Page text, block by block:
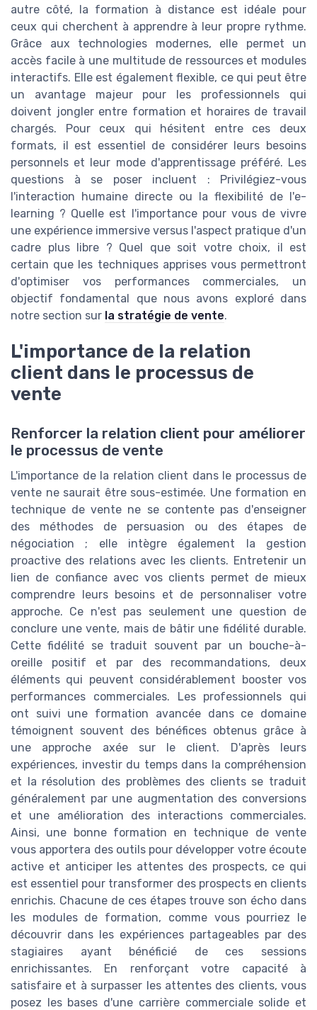
autre côté, la formation à distance est idéale pour
ceux qui cherchent à apprendre à leur propre rythme.
Grâce aux technologies modernes, elle permet un
accès facile à une multitude de ressources et modules
interactifs. Elle est également flexible, ce qui peut être
un avantage majeur pour les professionnels qui
doivent jongler entre formation et horaires de travail
chargés. Pour ceux qui hésitent entre ces deux
formats, il est essentiel de considérer leurs besoins
personnels et leur mode d'apprentissage préféré. Les
questions à se poser incluent : Privilégiez-vous
l'interaction humaine directe ou la flexibilité de l'e-
learning ? Quelle est l'importance pour vous de vivre
une expérience immersive versus l'aspect pratique d'un
cadre plus libre ? Quel que soit votre choix, il est
certain que les techniques apprises vous permettront
d'optimiser vos performances commerciales, un
objectif fondamental que nous avons exploré dans
notre section sur la stratégie de vente.
L'importance de la relation
client dans le processus de
vente
Renforcer la relation client pour améliorer
le processus de vente
L'importance de la relation client dans le processus de
vente ne saurait être sous-estimée. Une formation en
technique de vente ne se contente pas d'enseigner
des méthodes de persuasion ou des étapes de
négociation ; elle intègre également la gestion
proactive des relations avec les clients. Entretenir un
lien de confiance avec vos clients permet de mieux
comprendre leurs besoins et de personnaliser votre
approche. Ce n'est pas seulement une question de
conclure une vente, mais de bâtir une fidélité durable.
Cette fidélité se traduit souvent par un bouche-à-
oreille positif et par des recommandations, deux
éléments qui peuvent considérablement booster vos
performances commerciales. Les professionnels qui
ont suivi une formation avancée dans ce domaine
témoignent souvent des bénéfices obtenus grâce à
une approche axée sur le client. D'après leurs
expériences, investir du temps dans la compréhension
et la résolution des problèmes des clients se traduit
généralement par une augmentation des conversions
et une amélioration des interactions commerciales.
Ainsi, une bonne formation en technique de vente
vous apportera des outils pour développer votre écoute
active et anticiper les attentes des prospects, ce qui
est essentiel pour transformer des prospects en clients
enrichis. Chacune de ces étapes trouve son écho dans
les modules de formation, comme vous pourriez le
découvrir dans les expériences partageables par des
stagiaires ayant bénéficié de ces sessions
enrichissantes. En renforçant votre capacité à
satisfaire et à surpasser les attentes des clients, vous
posez les bases d'une carrière commerciale solide et